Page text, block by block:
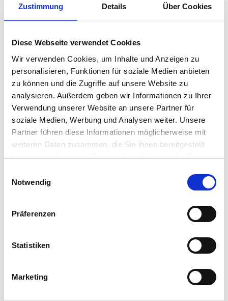
Zustimmung Details Über Cookies
Diese Webseite verwendet Cookies
Wir verwenden Cookies, um Inhalte und Anzeigen zu
personalisieren, Funktionen für soziale Medien anbieten
zu können und die Zugriffe auf unsere Website zu
analysieren. Außerdem geben wir Informationen zu Ihrer
Verwendung unserer Website an unsere Partner für
soziale Medien, Werbung und Analysen weiter. Unsere
Partner führen diese Informationen möglicherweise mit
weiteren Daten zusammen, die Sie ihnen bereitgestellt
haben oder die sie im Rahmen Ihrer Nutzung der Dienste
Notwendig
Präferenzen
Statistiken
Marketing
Digital Thinking: Work Leaner
and Smarter at the Endpoint
This blog is part of an (end) point-of-view series on the
digital workspace from IGEL’s Office of the CTO. The
principle of ‘waste not, want not’ was first declared 300
years ago. It is a reasonable idea, to avoid wasteful…
IGEL Team•September 5, 2023